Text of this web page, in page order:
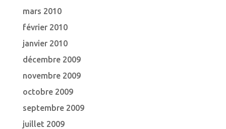
mars 2010
février 2010
janvier 2010
décembre 2009
novembre 2009
octobre 2009
septembre 2009
juillet 2009